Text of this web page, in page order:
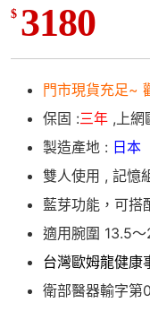
$ 3180
門市現貨充足~
保固 :三年 ,上網
製造產地 : 日本
雙人使用 , 記憶
藍芽功能，可搭
適用腕圍 13.5～
台灣歐姆龍健康
衛部醫器輸字